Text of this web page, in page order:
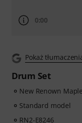
0:00
Pokaż
Drum Set
New Renown Maple
Standard model
RN2-E8246